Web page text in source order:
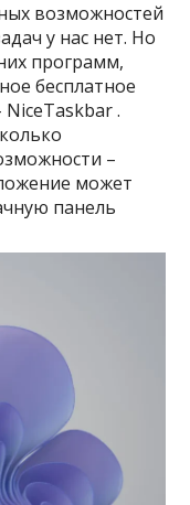
возможностей
у нас нет. Но
программ,
бесплатное
.
–
может
панель